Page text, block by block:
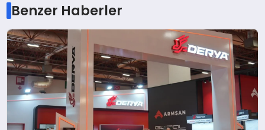
Benzer Haberler